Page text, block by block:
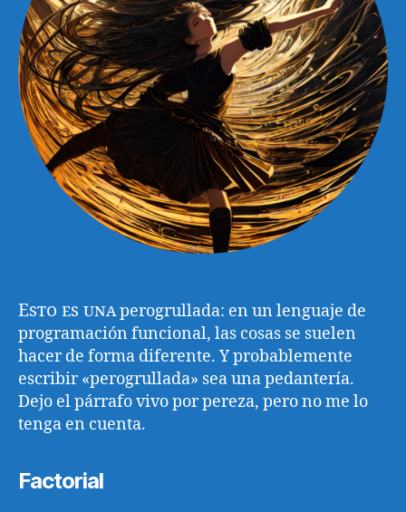
Esto es unaperogrullada: en un lenguaje de
programación funcional, las cosas se suelen
hacer de forma diferente. Y probablemente
escribir «perogrullada» sea una pedantería.
Dejo el párrafo vivo por pereza, pero no me lo
tenga en cuenta.
Factorial